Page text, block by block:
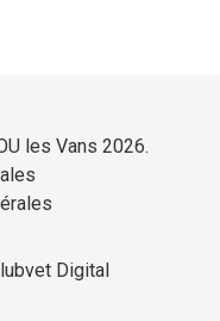
les Vans 2026.
Digital